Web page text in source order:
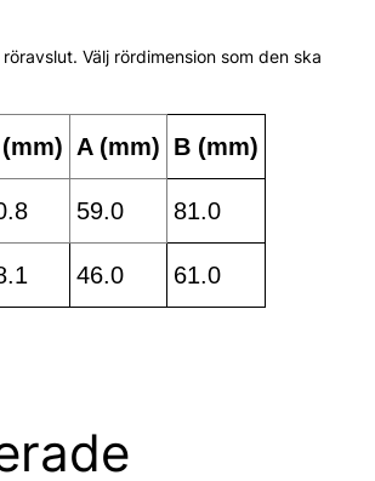
Välj rördimension som den ska
A (mm) B (mm)
59.0 81.0
46.0 61.0